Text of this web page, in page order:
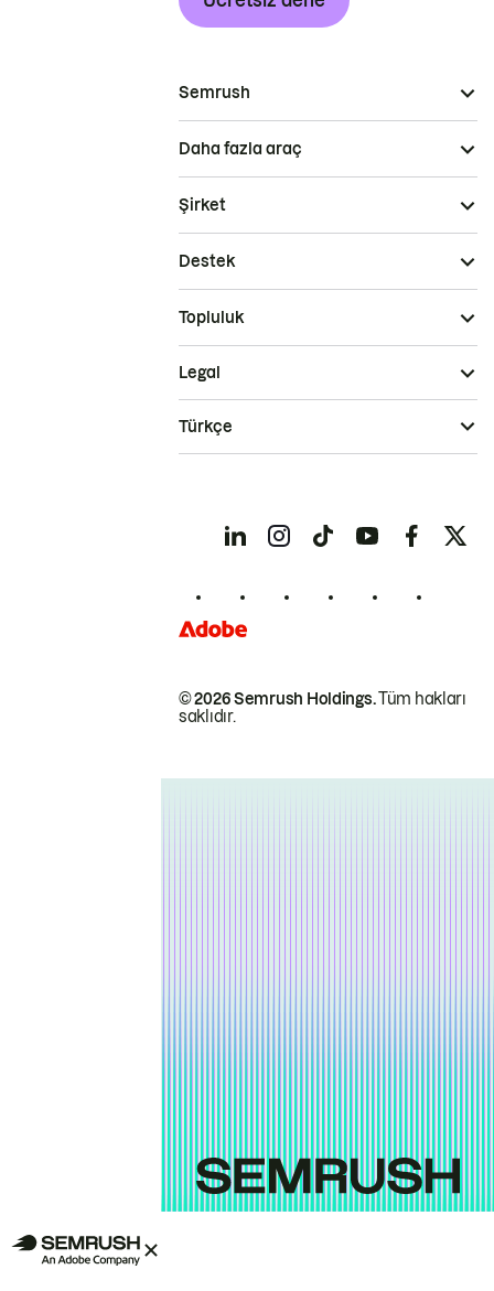
Semrush
Daha fazla araç
Şirket
Destek
Topluluk
© 2026 Semrush Holdings.Tüm hakları
saklıdır.
Legal
Türkçe